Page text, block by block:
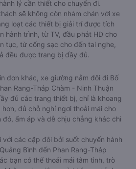
lý cần thiết cho chuyến đi.
sẽ không còn nhàm chán với xe
loạt các thiết bị giải trí được tích
hành trình, từ TV, đầu phát HD cho
tục, từ cổng sạc cho đến tai nghe,
đều được trang bị đầy đủ.
đơn khác, xe giường nằm đôi đi Bố
Rang-Tháp Chàm - Ninh Thuận
đủ các trang thiết bị, chỉ là khoang
đủ chỗ nghỉ ngơi thoải mái cho
đó, ấm áp và dễ chịu chẳng khác chi
các cặp đôi bởi suốt chuyến hành
Bình đến Phan Rang-Tháp
bạn có thể thoải mái tâm tình, trò